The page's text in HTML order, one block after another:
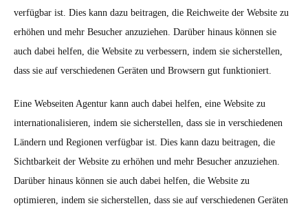
verfügbar ist. Dies kann dazu beitragen, die Reichweite der Website zu
erhöhen und mehr Besucher anzuziehen. Darüber hinaus können sie
auch dabei helfen, die Website zu verbessern, indem sie sicherstellen,
dass sie auf verschiedenen Geräten und Browsern gut funktioniert.
Eine Webseiten Agentur kann auch dabei helfen, eine Website zu
internationalisieren, indem sie sicherstellen, dass sie in verschiedenen
Ländern und Regionen verfügbar ist. Dies kann dazu beitragen, die
Sichtbarkeit der Website zu erhöhen und mehr Besucher anzuziehen.
Darüber hinaus können sie auch dabei helfen, die Website zu
optimieren, indem sie sicherstellen, dass sie auf verschiedenen Geräten